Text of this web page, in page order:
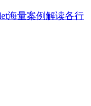
海量案例解读各行